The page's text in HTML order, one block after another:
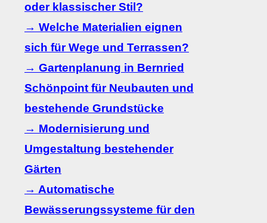
oder klassischer Stil?
→ Welche Materialien eignen
sich für Wege und Terrassen?
→ Gartenplanung in Bernried
Schönpoint für Neubauten und
bestehende Grundstücke
→ Modernisierung und
Umgestaltung bestehender
Gärten
→ Automatische
Bewässerungssysteme für den